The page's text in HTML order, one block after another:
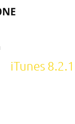
iTunes 8.2.1